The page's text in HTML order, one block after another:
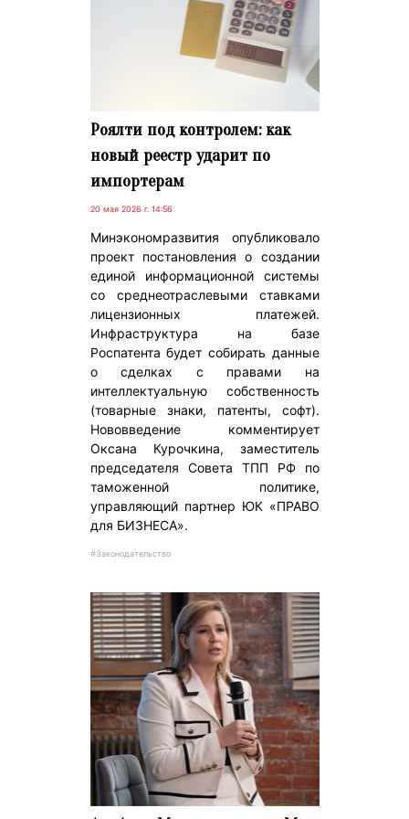
Роялти под контролем: как
новый реестр ударит по
импортерам
20 мая 2026 г. 14:56
Минэкономразвития опубликовало
проект постановления о создании
единой информационной системы
со среднеотраслевыми ставками
лицензионных платежей.
Инфраструктура на базе
Роспатента будет собирать данные
о сделках с правами на
интеллектуальную собственность
(товарные знаки, патенты, софт).
Нововведение комментирует
Оксана Курочкина, заместитель
председателя Совета ТПП РФ по
таможенной политике,
управляющий партнер ЮК «ПРАВО
для БИЗНЕСА».
#Законодательство